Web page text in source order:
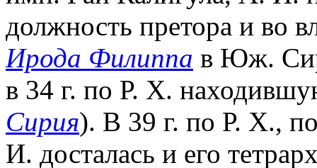
должность претора и во
Ирода Филиппа в Юж.
в 34 г. по Р. Х.
Сирия). В 39 г. по Р. Х.,
И. досталась и его